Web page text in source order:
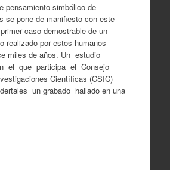
pensamiento simbólico de
se pone de manifiesto con este
caso demostrable de un
realizado por estos humanos
miles de años. Un estudio
el que participa el Consejo
Científicas (CSIC)
un grabado hallado en una